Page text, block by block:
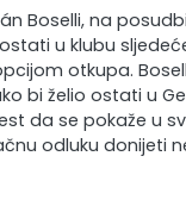
Boselli, na
u klubu
otkupa.
bi želio ostati u
da se pokaže u
odluku donijeti